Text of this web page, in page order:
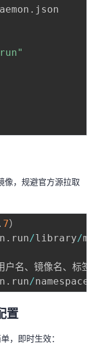
.
像，规避官方源拉取
7）
. run/library/
户名、镜像名、标签
. run/namespaces
置
，即时生效：